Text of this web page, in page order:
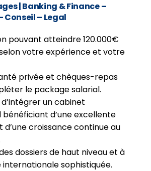
| Banking & Finance –
– Legal
pouvant atteindre 120.000€
votre expérience et votre
privée et chèques-repas
le package salarial.
un cabinet
d’une excellente
croissance continue au
dossiers de haut niveau et à
sophistiquée.